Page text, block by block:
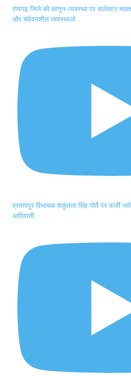
रायगढ़ जिले की कानून-व्यवस्था पर कलेक्टर
और संवेदनशील व्यवस्थाओ
प्रतापपुर विधायक शकुंतला सिंह पोर्ते पर फर्जी
आदिवासी